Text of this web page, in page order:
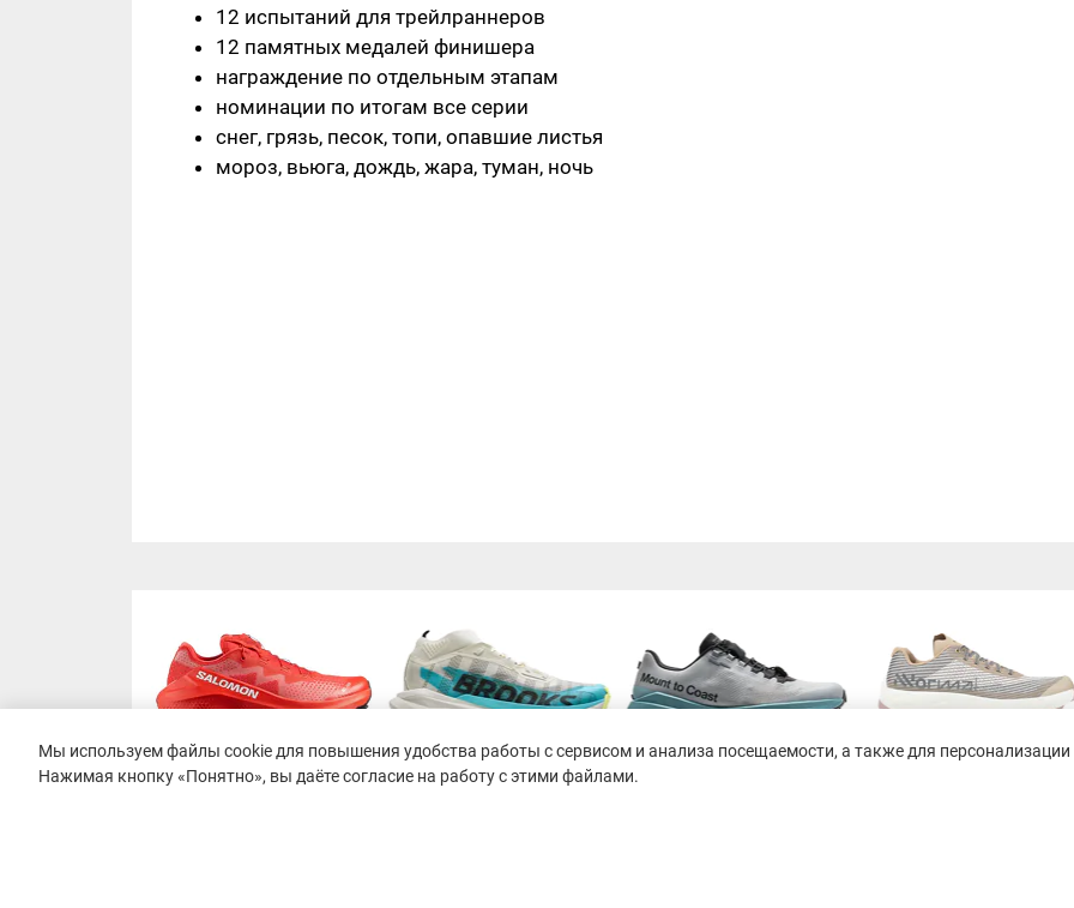
12 испытаний для трейлраннеров
12 памятных медалей финишера
награждение по отдельным этапам
номинации по итогам все серии
снег, грязь, песок, топи, опавшие листья
мороз, вьюга, дождь, жара, туман, ночь
Мы используем файлы cookie для повышения удобства работы с сервисом и анализа посещаемости, а также для персонализации
Нажимая кнопку «Понятно», вы даёте согласие на работу с этими файлами.